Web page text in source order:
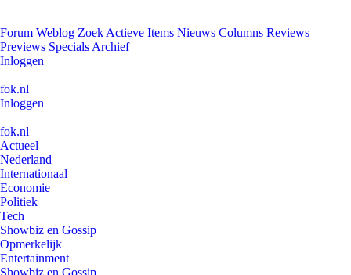
Forum Weblog Zoek Actieve Items Nieuws Columns Reviews
Previews Specials Archief
Inloggen
fok.nl
Inloggen
fok.nl
Actueel
Nederland
Internationaal
Economie
Politiek
Tech
Showbiz en Gossip
Opmerkelijk
Entertainment
Showbiz en Gossip